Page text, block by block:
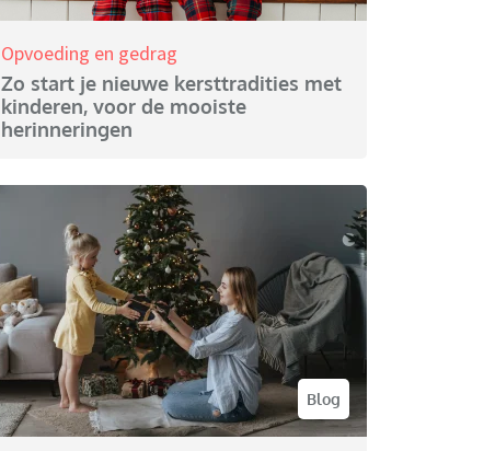
Opvoeding en gedrag
Zo start je nieuwe kersttradities met
kinderen, voor de mooiste
herinneringen
Blog